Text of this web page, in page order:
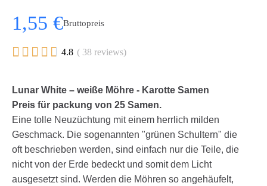
1,55 €Bruttopreis
     4.8 ( 38 reviews)
Lunar White – weiße Möhre - Karotte Samen
Preis für packung von 25 Samen.
Eine tolle Neuzüchtung mit einem herrlich milden
Geschmack. Die sogenannten "grünen Schultern" die
oft beschrieben werden, sind einfach nur die Teile, die
nicht von der Erde bedeckt und somit dem Licht
ausgesetzt sind. Werden die Möhren so angehäufelt,